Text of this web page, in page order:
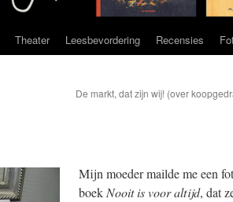
Theater Leesbevordering Recensies
De markt, dat zijn wij! (over
Mijn moeder mailde me een
boek Nooit is voor altijd, dat